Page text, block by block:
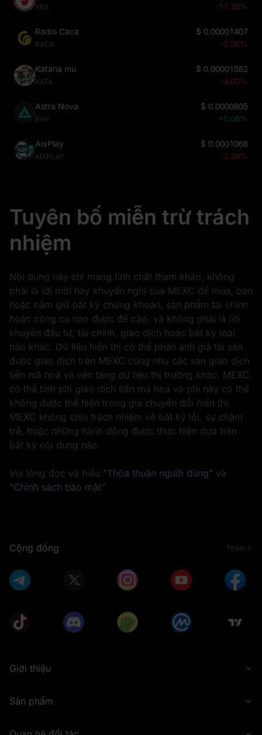
VRA
-11.38%
Radio Caca
RACA
$ 0.00001407
-0.56%
Katana Inu
KATA
$ 0.00001582
-4.00%
Astra Nova
RVV
$ 0.0000805
+0.06%
AixPlay
AIXPLAY
$ 0.0001068
-2.28%
Tuyên bố miễn trừ trách
nhiệm
Nội dung này chỉ mang tính chất tham khảo, không
phải là lời mời hay khuyến nghị của MEXC để mua, bán
hoặc nắm giữ bất kỳ chứng khoán, sản phẩm tài chính
hoặc công cụ nào được đề cập, và không phải là lời
khuyên đầu tư, tài chính, giao dịch hoặc bất kỳ loại
nào khác. Dữ liệu hiển thị có thể phản ánh giá tài sản
được giao dịch trên MEXC cũng như các sàn giao dịch
tiền mã hoá và nền tảng dữ liệu thị trường khác. MEXC
có thể tính phí giao dịch tiền mã hoá và phí này có thể
không được thể hiện trong giá chuyển đổi hiển thị.
MEXC không chịu trách nhiệm về bất kỳ lỗi, sự chậm
trễ, hoặc những hành động được thực hiện dựa trên
bất kỳ nội dung nào.
Vui lòng đọc và hiểu "Thỏa thuận người dùng" và
"Chính sách bảo mật"
Cộng đồng Thêm
Giới thiệu
Sản phẩm